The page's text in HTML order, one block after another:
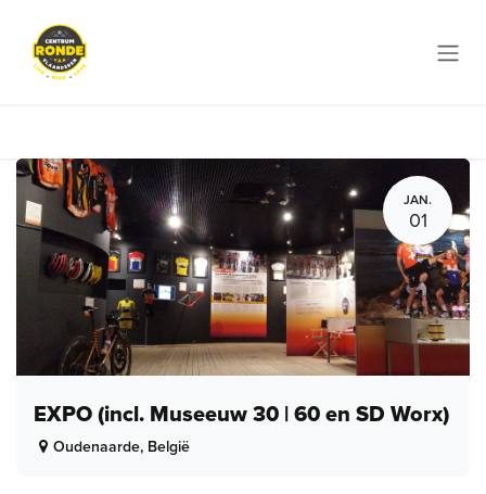
JAN.
01
EXPO (incl. Museeuw 30 | 60 en SD Worx)
Oudenaarde, België